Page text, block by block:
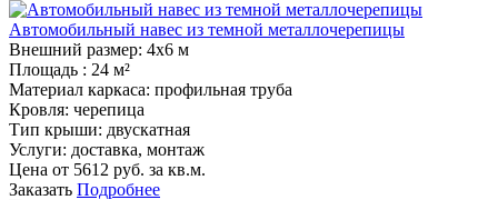
Автомобильный навес из темной металлочерепицы
Внешний размер: 4х6 м
Площадь : 24 м²
Материал каркаса: профильная труба
Кровля: черепица
Тип крыши: двускатная
Услуги: доставка, монтаж
Цена от 5612 руб. за кв.м.
Заказать Подробнее